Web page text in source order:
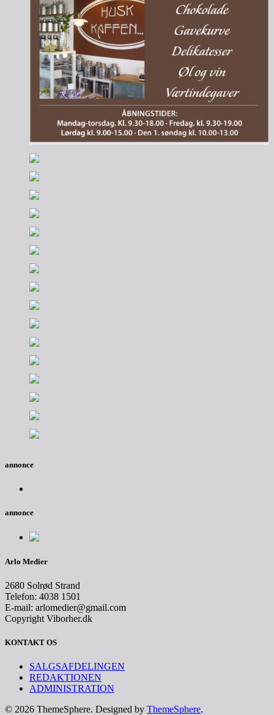
annonce
annonce
Arlo Medier
2680 Solrød Strand
Telefon: 4038 1501
E-mail: arlomedier@gmail.com
Copyright Viborher.dk
KONTAKT OS
SALGSAFDELINGEN
REDAKTIONEN
ADMINISTRATION
© 2026 ThemeSphere. Designed by ThemeSphere.